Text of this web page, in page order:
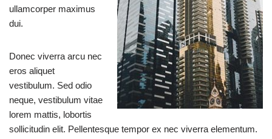
ullamcorper maximus
dui.
Donec viverra arcu nec
eros aliquet
vestibulum. Sed odio
neque, vestibulum vitae
lorem mattis, lobortis
sollicitudin elit. Pellentesque tempor ex nec viverra elementum.